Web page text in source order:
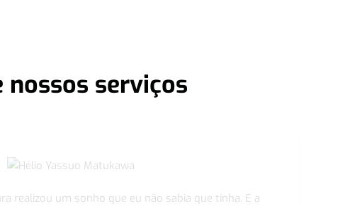
nossos serviços
realizou um sonho que eu não sabia que tinha. E a